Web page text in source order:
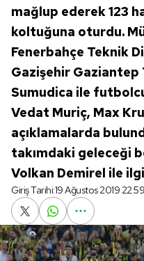
mağlup ederek 123
koltuğuna oturdu.
Fenerbahçe Teknik
Gazişehir
Sumudica ile
Vedat Muriç, Max
açıklamalarda
takımdaki geleceği
Volkan Demirel ile
Giriş Tarihi:19 Ağustos 2019 22:59